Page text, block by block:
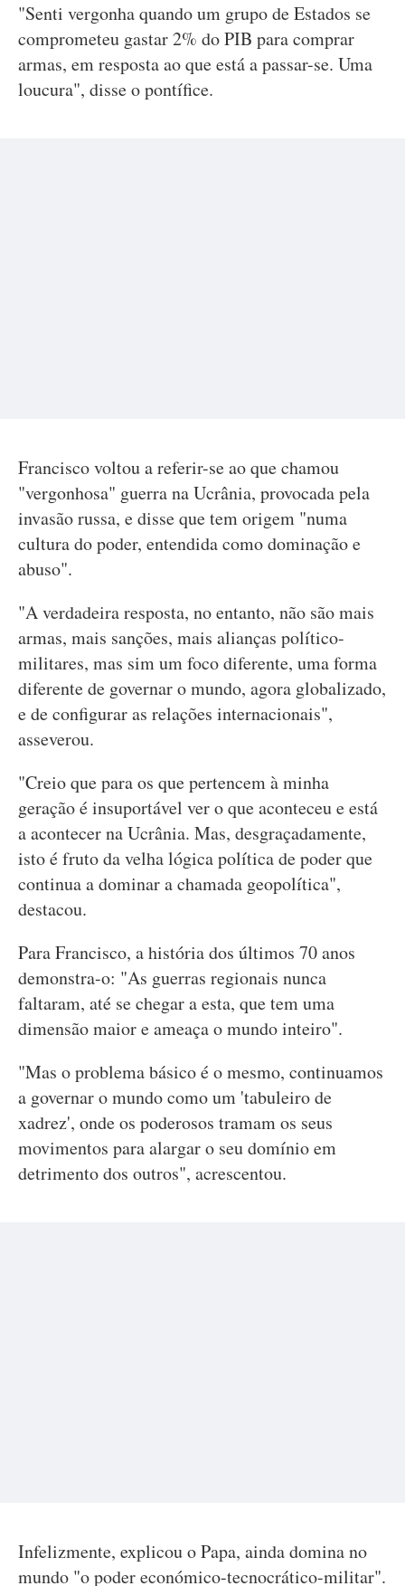
"Senti vergonha quando um grupo de Estados se
comprometeu gastar 2% do PIB para comprar
armas, em resposta ao que está a passar-se. Uma
loucura", disse o pontífice.
Francisco voltou a referir-se ao que chamou
"vergonhosa" guerra na Ucrânia, provocada pela
invasão russa, e disse que tem origem "numa
cultura do poder, entendida como dominação e
abuso".
"A verdadeira resposta, no entanto, não são mais
armas, mais sanções, mais alianças político-
militares, mas sim um foco diferente, uma forma
diferente de governar o mundo, agora globalizado,
e de configurar as relações internacionais",
asseverou.
"Creio que para os que pertencem à minha
geração é insuportável ver o que aconteceu e está
a acontecer na Ucrânia. Mas, desgraçadamente,
isto é fruto da velha lógica política de poder que
continua a dominar a chamada geopolítica",
destacou.
Para Francisco, a história dos últimos 70 anos
demonstra-o: "As guerras regionais nunca
faltaram, até se chegar a esta, que tem uma
dimensão maior e ameaça o mundo inteiro".
"Mas o problema básico é o mesmo, continuamos
a governar o mundo como um 'tabuleiro de
xadrez', onde os poderosos tramam os seus
movimentos para alargar o seu domínio em
detrimento dos outros", acrescentou.
Infelizmente, explicou o Papa, ainda domina no
mundo "o poder económico-tecnocrático-militar".